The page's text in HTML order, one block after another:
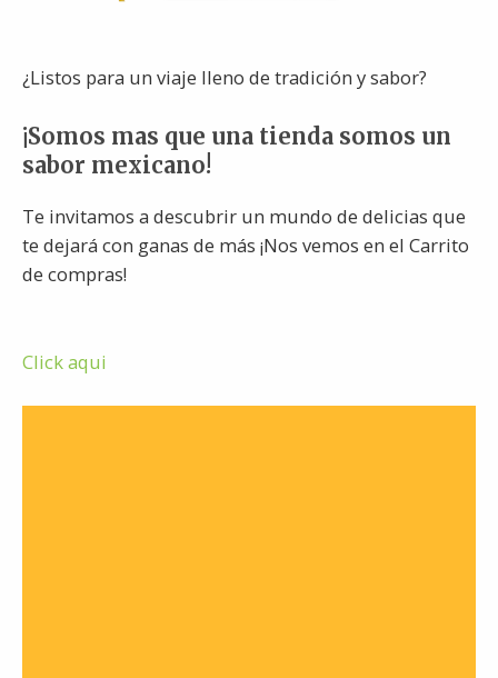
¿Listos para un viaje lleno de tradición y sabor?
¡Somos mas que una tienda somos un
sabor mexicano!
Te invitamos a descubrir un mundo de delicias que
te dejará con ganas de más ¡Nos vemos en el Carrito
de compras!
Click aqui